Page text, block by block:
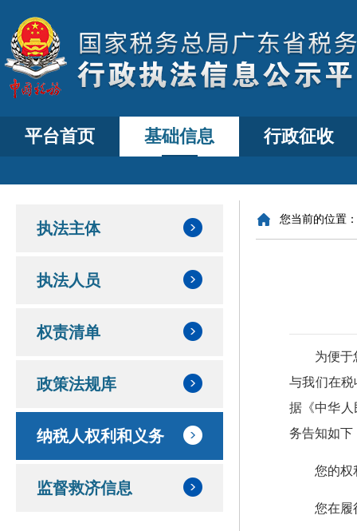
平台首页 基础信息 行政征收
执法主体
执法人员
权责清单
政策法规库
纳税人权利和义务
监督救济信息
您当前的位置
为便于
与我们在税
据《中华
务告知如下
您的权
您在履